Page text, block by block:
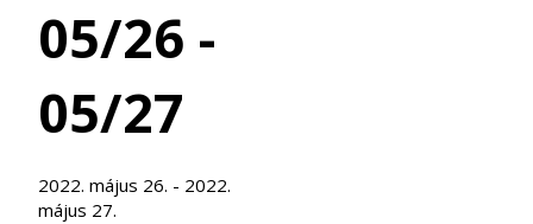
05/26 -
05/27
2022. május 26. - 2022.
május 27.